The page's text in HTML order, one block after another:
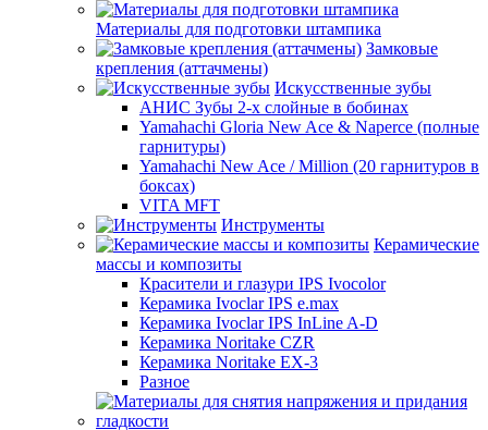
Материалы для подготовки штампика
Замковые
крепления (аттачмены)
Искусственные зубы
АНИС Зубы 2-х слойные в бобинах
Yamahachi Gloria New Ace & Naperce (полные
гарнитуры)
Yamahachi New Ace / Million (20 гарнитуров в
боксах)
VITA MFT
Инструменты
Керамические
массы и композиты
Красители и глазури IPS Ivocolor
Керамика Ivoclar IPS e.max
Керамика Ivoclar IPS InLine A-D
Керамика Noritake CZR
Керамика Noritake EX-3
Разное